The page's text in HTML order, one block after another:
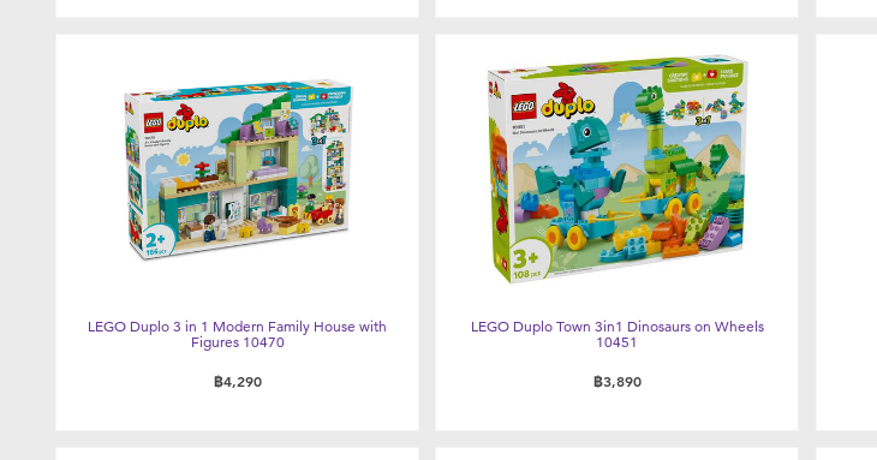
LEGO Duplo 3 in 1 Modern Family House with
Figures 10470
฿4,290
LEGO Duplo Town 3in1 Dinosaurs on Wheels
10451
฿3,890